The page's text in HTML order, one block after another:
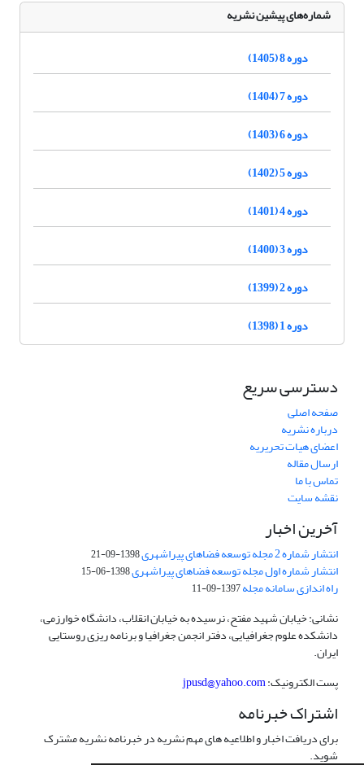
شماره‌های پیشین نشریه
دوره 8 (1405)
دوره 7 (1404)
دوره 6 (1403)
دوره 5 (1402)
دوره 4 (1401)
دوره 3 (1400)
دوره 2 (1399)
دوره 1 (1398)
دسترسی سریع
صفحه اصلی
درباره نشریه
اعضای هیات تحریریه
ارسال مقاله
تماس با ما
نقشه سایت
آخرین اخبار
انتشار شماره 2 مجله توسعه فضاهای پیراشهری 1398-09-21
انتشار شماره اول مجله توسعه فضاهای پیراشهری1398-06-15
راه اندازی سامانه مجله1397-09-11
نشانی: خیابان شهید مفتح، نرسیده به خیابان انقلاب، دانشگاه خوارزمی،
دانشکده علوم جغرافیایی، دفتر انجمن جغرافیا و برنامه ریزی روستایی
ایران.
پست الکترونیک:jpusd@yahoo.com
اشتراک خبرنامه
برای دریافت اخبار و اطلاعیه های مهم نشریه در خبرنامه نشریه مشترک
شوید.